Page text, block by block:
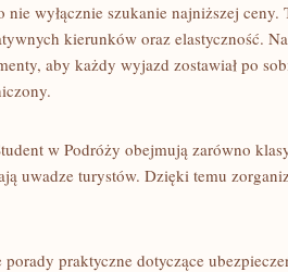
wyłącznie szukanie najniższej ceny.
kierunków oraz elastyczność.
aby każdy wyjazd zostawiał po
w Podróży obejmują zarówno
uwadze turystów. Dzięki temu
praktyczne dotyczące